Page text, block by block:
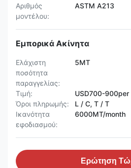
Αριθμός
μοντέλου:
ASTM A213
Εμπορικά Ακίνητα
Ελάχιστη
ποσότητα
παραγγελίας:
5MT
Τιμή:
USD700-900per
Όροι πληρωμής:
L / C, T / T
Ικανότητα
εφοδιασμού:
6000MT/month
Ερώτηση